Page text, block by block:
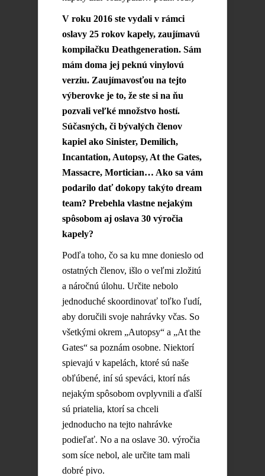
V roku 2016 ste vydali v rámci
oslavy 25 rokov kapely, zaujímavú
kompilačku Deathgeneration. Sám
mám doma jej peknú vinylovú
verziu. Zaujímavosťou na tejto
výberovke je to, že ste si na ňu
pozvali veľké množstvo hostí.
Súčasných, či bývalých členov
kapiel ako Sinister, Demilich,
Incantation, Autopsy, At the Gates,
Massacre, Mortician… Ako sa vám
podarilo dať dokopy takýto dream
team? Prebehla vlastne nejakým
spôsobom aj oslava 30 výročia
kapely?
Podľa toho, čo sa ku mne donieslo od
ostatných členov, išlo o veľmi zložitú
a náročnú úlohu. Určite nebolo
jednoduché skoordinovať toľko ľudí,
aby doručili svoje nahrávky včas. So
všetkými okrem „Autopsy“ a „At the
Gates“ sa poznám osobne. Niektorí
spievajú v kapelách, ktoré sú naše
obľúbené, iní sú speváci, ktorí nás
nejakým spôsobom ovplyvnili a ďalší
sú priatelia, ktorí sa chceli
jednoducho na tejto nahrávke
podieľať. No a na oslave 30. výročia
som síce nebol, ale určite tam mali
dobré pivo.